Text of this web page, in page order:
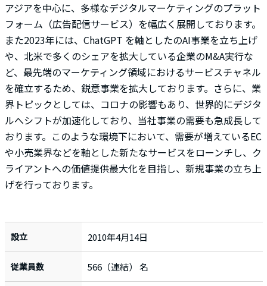
アジアを中心に、多様なデジタルマーケティングのプラット
フォーム（広告配信サービス）を幅広く展開しております。
また2023年には、ChatGPT を軸としたのAI事業を立ち上げ
や、北米で多くのシェアを拡大している企業のM&A実行な
ど、最先端のマーケティング領域におけるサービスチャネル
を確立するため、鋭意事業を拡大しております。さらに、業
界トピックとしては、コロナの影響もあり、世界的にデジタ
ルへシフトが加速化しており、当社事業の需要も急成長して
おります。このような環境下において、需要が増えているEC
や小売業界などを軸とした新たなサービスをローンチし、ク
ライアントへの価値提供最大化を目指し、新規事業の立ち上
げを行っております。
設立 2010年4月14日
従業員数 566（連結） 名